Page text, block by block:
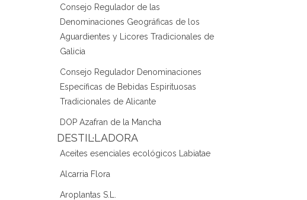
Consejo Regulador de las
Denominaciones Geográficas de los
Aguardientes y Licores Tradicionales de
Galicia
Consejo Regulador Denominaciones
Específicas de Bebidas Espirituosas
Tradicionales de Alicante
DOP Azafran de la Mancha
DESTIL·LADORA
Aceites esenciales ecológicos Labiatae
Alcarria Flora
Aroplantas S.L.